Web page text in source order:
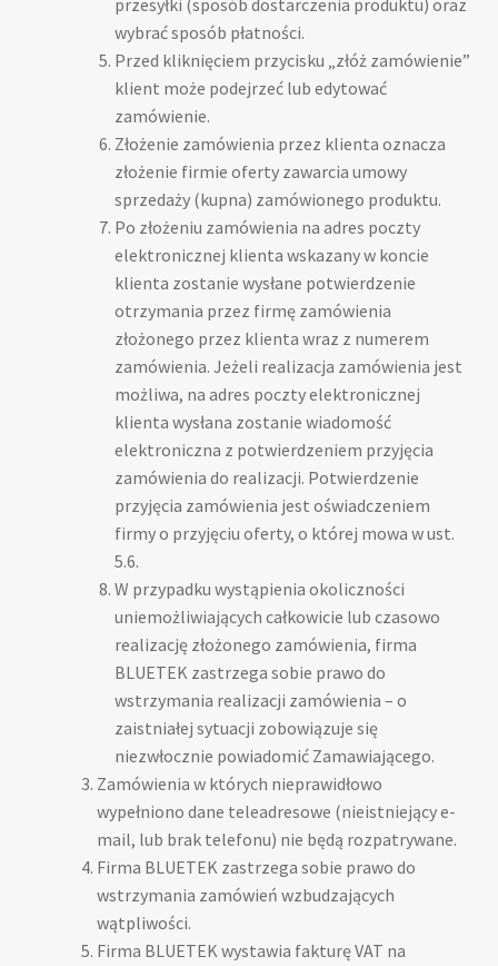
przesyłki (sposób dostarczenia produktu) oraz
wybrać sposób płatności.
Przed kliknięciem przycisku „złóż zamówienie”
klient może podejrzeć lub edytować
zamówienie.
Złożenie zamówienia przez klienta oznacza
złożenie firmie oferty zawarcia umowy
sprzedaży (kupna) zamówionego produktu.
Po złożeniu zamówienia na adres poczty
elektronicznej klienta wskazany w koncie
klienta zostanie wysłane potwierdzenie
otrzymania przez firmę zamówienia
złożonego przez klienta wraz z numerem
zamówienia. Jeżeli realizacja zamówienia jest
możliwa, na adres poczty elektronicznej
klienta wysłana zostanie wiadomość
elektroniczna z potwierdzeniem przyjęcia
zamówienia do realizacji. Potwierdzenie
przyjęcia zamówienia jest oświadczeniem
firmy o przyjęciu oferty, o której mowa w ust.
5.6.
W przypadku wystąpienia okoliczności
uniemożliwiających całkowicie lub czasowo
realizację złożonego zamówienia, firma
BLUETEK zastrzega sobie prawo do
wstrzymania realizacji zamówienia – o
zaistniałej sytuacji zobowiązuje się
niezwłocznie powiadomić Zamawiającego.
Zamówienia w których nieprawidłowo
wypełniono dane teleadresowe (nieistniejący e-
mail, lub brak telefonu) nie będą rozpatrywane.
Firma BLUETEK zastrzega sobie prawo do
wstrzymania zamówień wzbudzających
wątpliwości.
Firma BLUETEK wystawia fakturę VAT na